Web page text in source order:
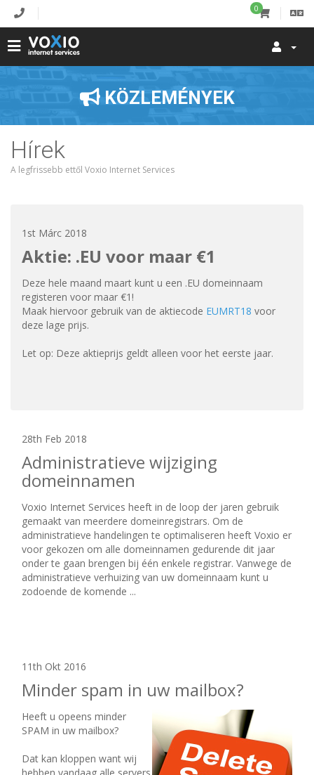
0
KÖZLEMÉNYEK
Hírek
A legfrissebb ettől Voxio Internet Services
1st Márc 2018
Aktie: .EU voor maar €1
Deze hele maand maart kunt u een .EU domeinnaam
registeren voor maar €1!
Maak hiervoor gebruik van de aktiecode EUMRT18 voor
deze lage prijs.
Let op: Deze aktieprijs geldt alleen voor het eerste jaar.
28th Feb 2018
Administratieve wijziging
domeinnamen
Voxio Internet Services heeft in de loop der jaren gebruik
gemaakt van meerdere domeinregistrars. Om de
administratieve handelingen te optimaliseren heeft Voxio er
voor gekozen om alle domeinnamen gedurende dit jaar
onder te gaan brengen bij één enkele registrar. Vanwege de
administratieve verhuizing van uw domeinnaam kunt u
zodoende de komende ...
11th Okt 2016
Minder spam in uw mailbox?
Heeft u opeens minder
SPAM in uw mailbox?
Dat kan kloppen want wij